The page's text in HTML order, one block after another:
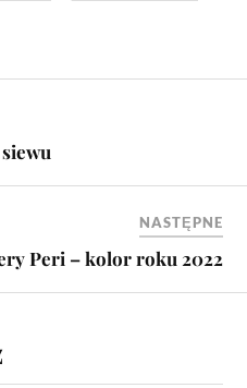
NASTĘPNE
Peri – kolor roku 2022